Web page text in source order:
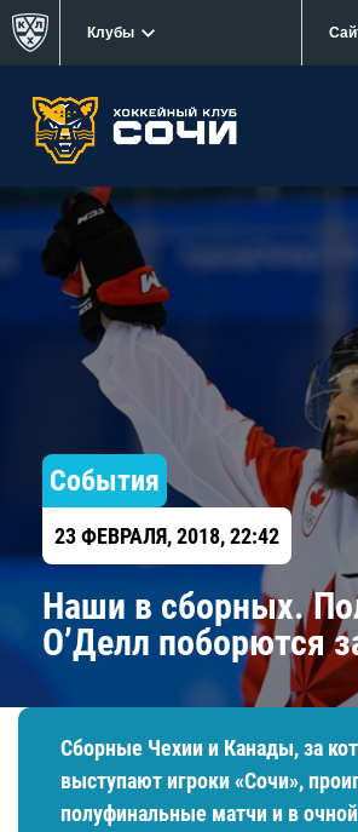
Клубы
События
23 ФЕВРАЛЯ, 2018, 22:42
Наши в сборных.
О’Делл поборются
Сборные Чехии и Канады, за
выступают игроки «Сочи»,
полуфинальные матчи и в